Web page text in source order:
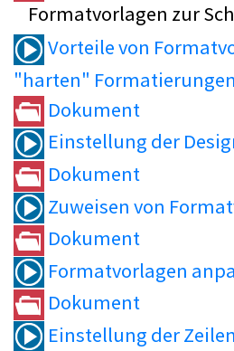
Formatvorlagen zur
Vorteile von
"harten" Formatierungen
Dokument
Einstellung der
Dokument
Zuweisen von
Dokument
Formatvorlagen
Dokument
Einstellung der